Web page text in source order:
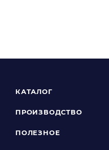
КАТАЛОГ
ПРОИЗВОДСТВО
ПОЛЕЗНОЕ